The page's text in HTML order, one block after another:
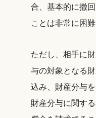
合、基本的に撤
ことは非常に困難
ただし、相手に
与の対象となる
込み、財産分与
財産分与に関す